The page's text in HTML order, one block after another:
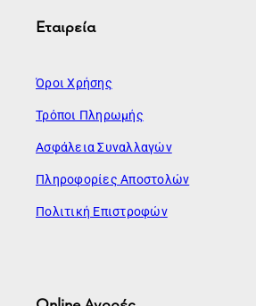
Εταιρεία
Όροι Χρήσης
Τρόποι Πληρωμής
Ασφάλεια Συναλλαγών
Πληροφορίες Αποστολών
Πολιτική Επιστροφών